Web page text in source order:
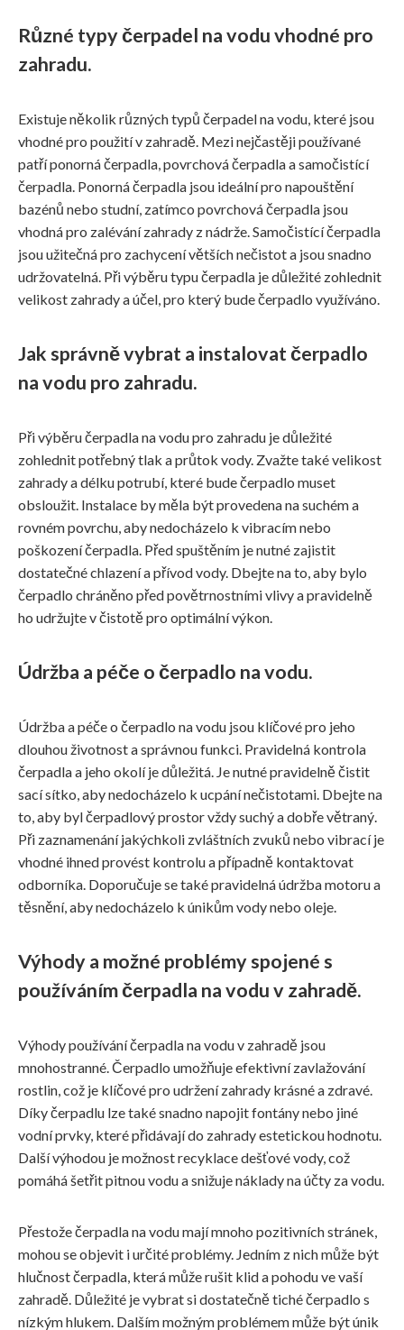
Různé typy čerpadel na vodu vhodné pro
zahradu.
Existuje několik různých typů čerpadel na vodu, které jsou
vhodné pro použití v zahradě. Mezi nejčastěji používané
patří ponorná čerpadla, povrchová čerpadla a samočistící
čerpadla. Ponorná čerpadla jsou ideální pro napouštění
bazénů nebo studní, zatímco povrchová čerpadla jsou
vhodná pro zalévání zahrady z nádrže. Samočistící čerpadla
jsou užitečná pro zachycení větších nečistot a jsou snadno
udržovatelná. Při výběru typu čerpadla je důležité zohlednit
velikost zahrady a účel, pro který bude čerpadlo využíváno.
Jak správně vybrat a instalovat čerpadlo
na vodu pro zahradu.
Při výběru čerpadla na vodu pro zahradu je důležité
zohlednit potřebný tlak a průtok vody. Zvažte také velikost
zahrady a délku potrubí, které bude čerpadlo muset
obsloužit. Instalace by měla být provedena na suchém a
rovném povrchu, aby nedocházelo k vibracím nebo
poškození čerpadla. Před spuštěním je nutné zajistit
dostatečné chlazení a přívod vody. Dbejte na to, aby bylo
čerpadlo chráněno před povětrnostními vlivy a pravidelně
ho udržujte v čistotě pro optimální výkon.
Údržba a péče o čerpadlo na vodu.
Údržba a péče o čerpadlo na vodu jsou klíčové pro jeho
dlouhou životnost a správnou funkci. Pravidelná kontrola
čerpadla a jeho okolí je důležitá. Je nutné pravidelně čistit
sací sítko, aby nedocházelo k ucpání nečistotami. Dbejte na
to, aby byl čerpadlový prostor vždy suchý a dobře větraný.
Při zaznamenání jakýchkoli zvláštních zvuků nebo vibrací je
vhodné ihned provést kontrolu a případně kontaktovat
odborníka. Doporučuje se také pravidelná údržba motoru a
těsnění, aby nedocházelo k únikům vody nebo oleje.
Výhody a možné problémy spojené s
používáním čerpadla na vodu v zahradě.
Výhody používání čerpadla na vodu v zahradě jsou
mnohostranné. Čerpadlo umožňuje efektivní zavlažování
rostlin, což je klíčové pro udržení zahrady krásné a zdravé.
Díky čerpadlu lze také snadno napojit fontány nebo jiné
vodní prvky, které přidávají do zahrady estetickou hodnotu.
Další výhodou je možnost recyklace dešťové vody, což
pomáhá šetřit pitnou vodu a snižuje náklady na účty za vodu.
Přestože čerpadla na vodu mají mnoho pozitivních stránek,
mohou se objevit i určité problémy. Jedním z nich může být
hlučnost čerpadla, která může rušit klid a pohodu ve vaší
zahradě. Důležité je vybrat si dostatečně tiché čerpadlo s
nízkým hlukem. Dalším možným problémem může být únik